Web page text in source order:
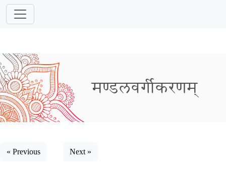
मण्डलवर्गीकरणम्
« Previous Next »